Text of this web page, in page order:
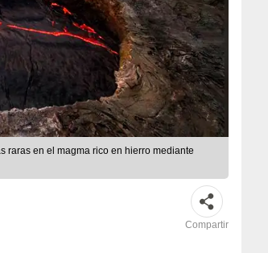
raras en el magma rico en hierro mediante
Compartir